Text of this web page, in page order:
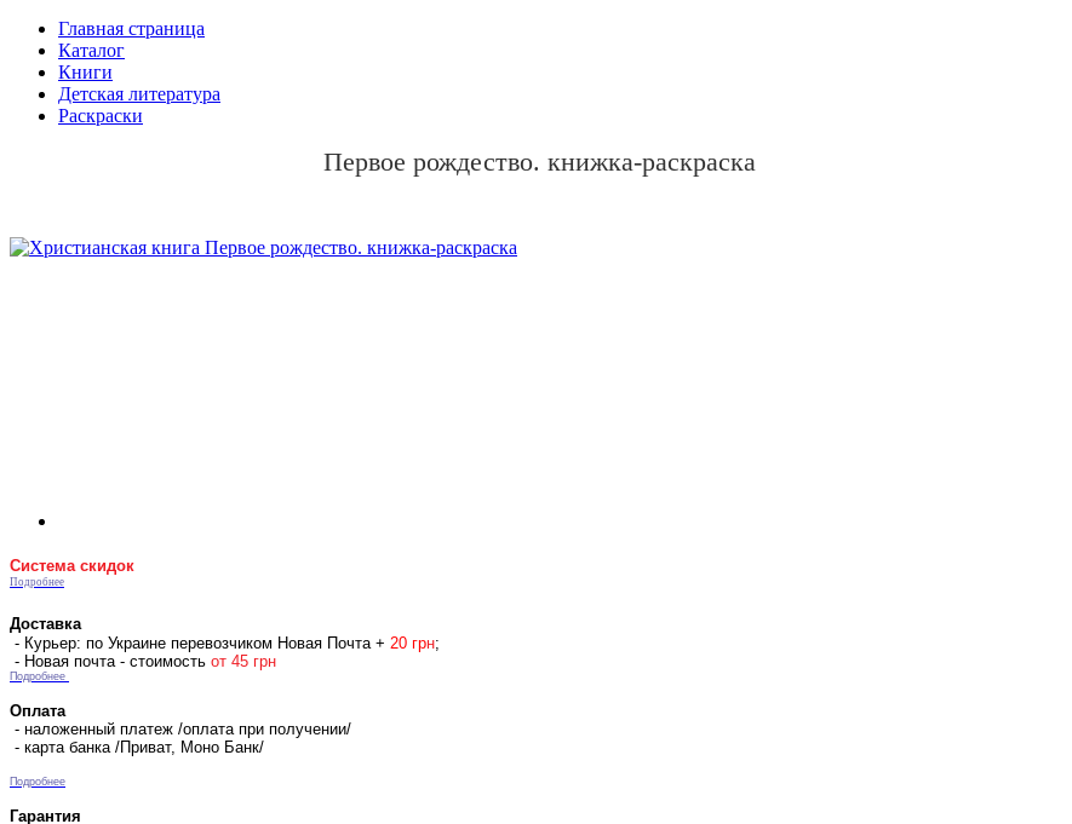
Главная страница
Каталог
Книги
Детская литература
Раскраски
Первое рождество. книжка-раскраска
Система скидок
Подробнее
Доставка
- Курьер: по Украине перевозчиком Новая Почта + 20 грн;
- Новая почта - стоимость от 45 грн
Подробнее
Оплата
- наложенный платеж /оплата при получении/
- карта банка /Приват, Моно Банк/
Подробнее
Гарантия